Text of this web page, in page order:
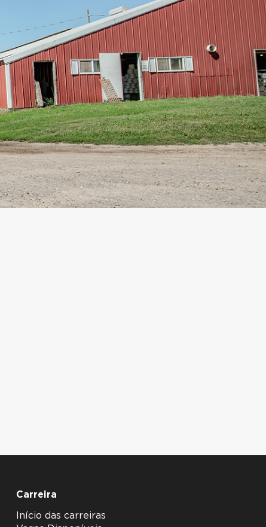
Carreira
Início das carreiras